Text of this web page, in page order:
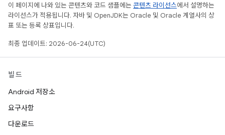
이 페이지에 나와 있는 콘텐츠와 코드 샘플에는 콘텐츠 라이선스에서 설명하는
라이선스가 적용됩니다. 자바 및 OpenJDK는 Oracle 및 Oracle 계열사의 상
표 또는 등록 상표입니다.
최종 업데이트: 2026-06-24(UTC)
빌드
Android 저장소
요구사항
다운로드